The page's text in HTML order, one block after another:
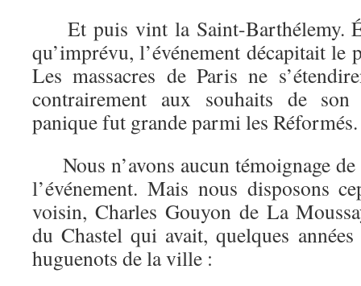
Et puis vint la Saint-Barthélemy.
qu’imprévu, l’événement décapitait le
Les massacres de Paris ne
contrairement aux souhaits de
panique fut grande parmi les Réformés.
Nous n’avons aucun témoignage
l’événement. Mais nous disposons
voisin, Charles Gouyon de La
du Chastel qui avait, quelques
huguenots de la ville :